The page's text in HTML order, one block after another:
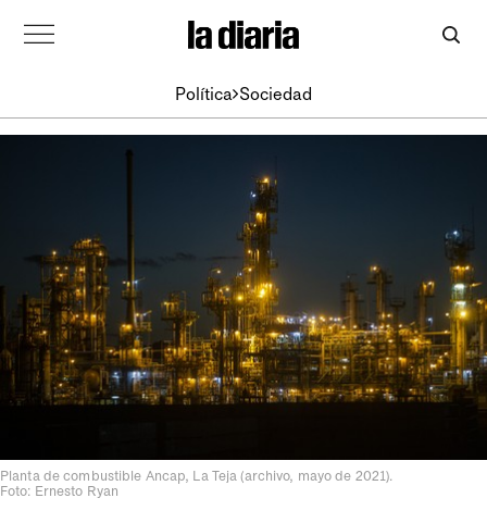
Política Sociedad
Planta de combustible Ancap, La Teja (archivo, mayo de 2021).
Foto: Ernesto Ryan